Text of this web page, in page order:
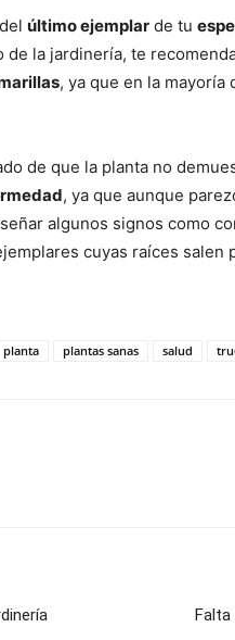
último ejemplar de tu
la jardinería, te
, ya que en la
de que la planta no
, ya que aunque
algunos signos como
cuyas raíces salen
planta plantas sanas salud
Falta